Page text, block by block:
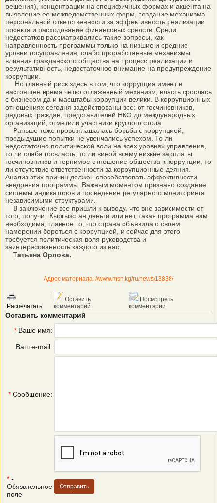
решения), концентрации на специфичных формах и акцента на
выявление ее межведомственных форм, создание механизма
персональной ответственности за эффективность реализации
проекта и расходование финансовых средств. Среди
недостатков рассматривались такие вопросы, как
направленность программы только на низшие и средние
уровни госуправления, слабо проработанные механизмы
влияния гражданского общества на процесс реализации и
результативность, недостаточное внимание на предупреждение
коррупции.
Но главный риск здесь в том, что коррупция имеет в
настоящее время четко отлаженный механизм, власть срослась
с бизнесом да и масштабы коррупции велики. В коррупционных
отношениях сегодня задействованы все: от госчиновников,
рядовых граждан, представителей НКО до международных
организаций, отметили участники круглого стола.
Раньше тоже провозглашалась борьба с коррупцией,
предыдущие попытки не увенчались успехом. То ли
недостаточно политической воли на всех уровнях управления,
то ли слаба госвласть, то ли виной всему низкие зарплаты
госчиновников и терпимое отношение общества к коррупции, то
ли отсутствие ответственности за коррупционные деяния.
Анализ этих причин должен способствовать эффективности
внедрения программы. Важным моментом признано создание
системы индикаторов и проведение регулярного мониторинга
независимыми структурами.
В заключение все пришли к выводу, что вне зависимости от
того, получит Кыргызстан деньги или нет, такая программа нам
необходима, главное то, что страна объявила о своем
намерении бороться с коррупцией, и сейчас для этого
требуется политическая воля руководства и
заинтересованность каждого из нас.
Татьяна Орлова.
Адрес материала: //www.msn.kg/ru/news/13838/
Распечатать
Оставить
комментарий
Посмотреть
комментарии
Оставить комментарий
* Ваше имя:
Ваш e-mail:
* Сообщение:
* -
Обязательное
поле